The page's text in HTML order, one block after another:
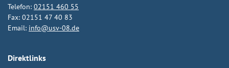
Telefon: 02151 460 55
Fax: 02151 47 40 83
Email: info@usv-08.de
Direktlinks